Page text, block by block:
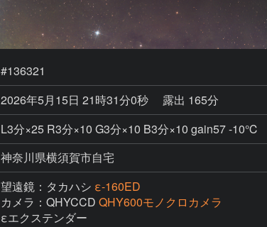
#136321
2026年5月15日 21時31分0秒
露出 165分
L3分×25 R3分×10 G3分×10 B3分×10 gain57 -10℃
神奈川県横須賀市自宅
望遠鏡：タカハシ ε-160ED
カメラ：QHYCCD QHY600モノクロカメラ
εエクステンダー